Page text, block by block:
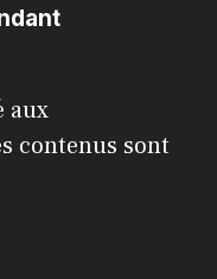
aux
contenus sont